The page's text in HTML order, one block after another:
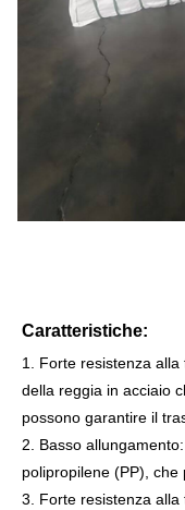
Caratteristiche:
1. Forte resistenza
della reggia in acciaio
possono garantire il
2. Basso
polipropilene (PP), che
3. Forte resistenza